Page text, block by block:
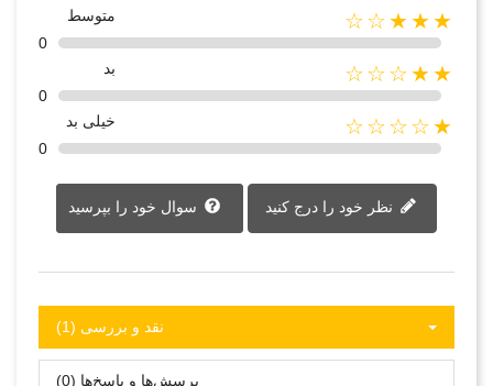
★★★☆☆
متوسط
0
★★☆☆☆
بد
0
★☆☆☆☆
خیلی بد
0
سوال خود را بپرسید
نقد و بررسی‌‌ (1)
پرسش‌ها و پاسخ‌ها (0)